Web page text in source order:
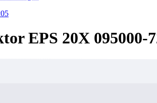
EPS 20X 095000-